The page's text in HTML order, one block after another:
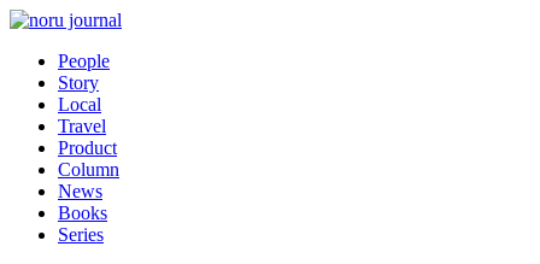
People
Story
Local
Travel
Product
Column
News
Books
Series